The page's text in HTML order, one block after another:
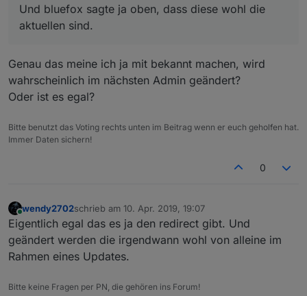
Edit: 11.04.19, Standard-Links im Admin sind jetzt
wieder funktional
Und bluefox sagte ja oben, dass diese wohl die
aktuellen sind.
Genau das meine ich ja mit bekannt machen, wird
wahrscheinlich im nächsten Admin geändert?
Oder ist es egal?
Bitte benutzt das Voting rechts unten im Beitrag wenn er euch geholfen hat.
Immer Daten sichern!
0
Online
wendy2702schrieb am 10. Apr. 2019, 19:07
zuletzt editiert von
Eigentlich egal das es ja den redirect gibt. Und
geändert werden die irgendwann wohl von alleine im
Rahmen eines Updates.
Bitte keine Fragen per PN, die gehören ins Forum!